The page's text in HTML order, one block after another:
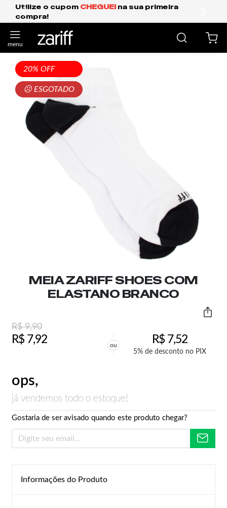
na sua primeira Frete Grátis Expresso
anterior
20% OFF
☹ ESGOTADO
MEIA ZARIFF SHOES COM
ELASTANO BRANCO
R$9,90
R$7,92 ou R$7,52
5% de desconto no PIX
ops,
já vendemos todo o estoque!
Gostaria de ser avisado quando este produto chegar?
Informações do Produto